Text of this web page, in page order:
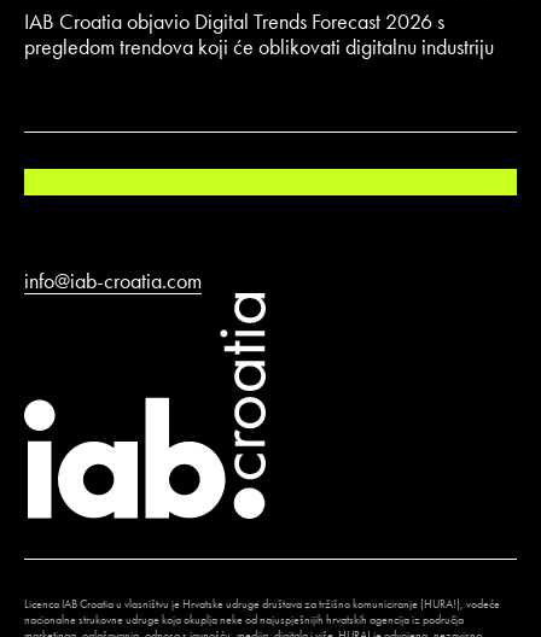
IAB Croatia objavio Digital Trends Forecast 2026 s
pregledom trendova koji će oblikovati digitalnu industriju
info@iab-croatia.com
Licenca IAB Croatia u vlasništvu je Hrvatske udruge društava za tržišno komuniciranje (HURA!), vodeće
nacionalne strukovne udruge koja okuplja neke od najuspješnijih hrvatskih agencija iz područja